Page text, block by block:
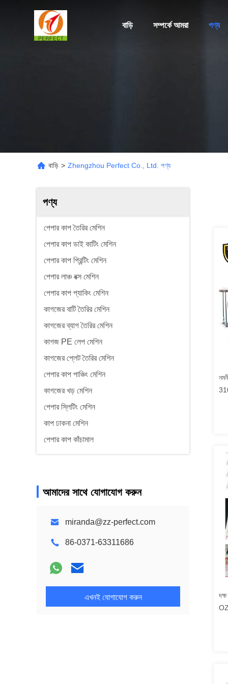
বাড়ি সম্পর্কে আমরা পণ্য
বাড়ি > Zhengzhou Perfect Co., Ltd. পণ্য
পণ্য
পেপার কাপ তৈরির মেশিন
পেপার কাপ ডাই কাটিং মেশিন
পেপার কাপ প্রিন্টিং মেশিন
পেপার লাঞ্চ বক্স মেশিন
পেপার কাপ প্যাকিং মেশিন
কাগজের বাটি তৈরির মেশিন
কাগজের ব্যাগ তৈরির মেশিন
কাগজ PE লেপ মেশিন
কাগজের প্লেট তৈরির মেশিন
পেপার কাপ পাঞ্চিং মেশিন
কাগজের খড় মেশিন
পেপার স্লিটিং মেশিন
কাপ ঢাকনা মেশিন
পেপার কাপ কাঁচামাল
আমাদের সাথে যোগাযোগ করুন
miranda@zz-perfect.com
86-0371-63311686
এখনই যোগাযোগ করুন